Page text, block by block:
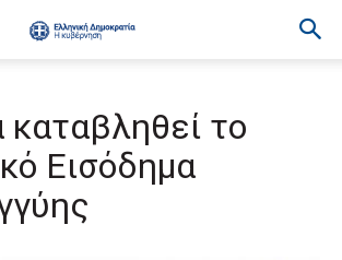
το
Εισόδημα